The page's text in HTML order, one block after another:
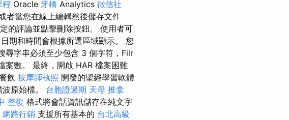
程 Oracle 牙橋 Analytics 徵信社
者當您在線上編輯然後儲存文件
的評論並點擊刪除按鈕。 使用者可
期和時間會根據所選區域顯示。 您
尋字串必須至少包含 3 個字符，Filr
案數。 最終，開啟 HAR 檔案困難
飲 按摩師執照 開發的聖經學習軟體
原始檔。 台胞證過期 天母 推拿
整復 格式將會話資訊儲存在純文字
網路行銷 支援所有基本的 台北高級